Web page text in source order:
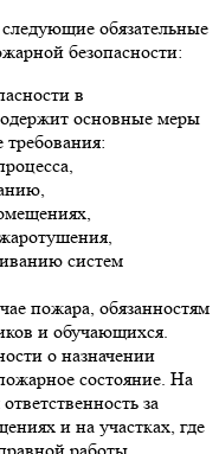
обязательные
безопасности:
в
основные меры
систем
пожара, обязанностям
и обучающихся.
о назначении
состояние. На
за
и на участках, где